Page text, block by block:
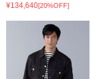
¥134,640[20%OFF]